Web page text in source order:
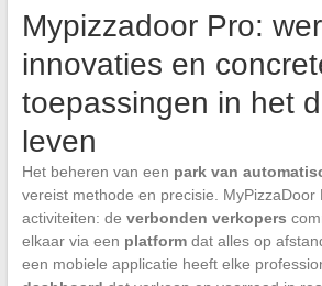
Mypizzadoor Pro:
innovaties en
toepassingen in het
leven
Het beheren van een park van
vereist methode en precisie. MyPizzaDoor
activiteiten: de verbonden verkopers
elkaar via een platformdat alles op
een mobiele applicatie heeft elke